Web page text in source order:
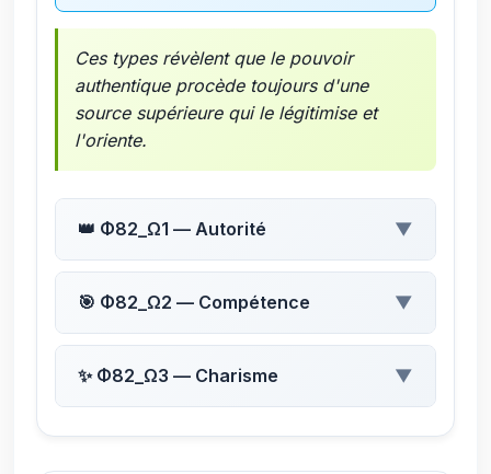
Ces types révèlent que le pouvoir
authentique procède toujours d'une
source supérieure qui le légitimise et
l'oriente.
👑 Φ82_Ω1 — Autorité ▼
🎯 Clé : Légitimité
📖 Définition :Capacité à être
inspirante, fondée sur la sagesse ou
l'éthique.
🎯 Φ82_Ω2 — Compétence ▼
🎯 Clé : Maîtrise
📖 Définition :Pouvoir issu du savoir-
faire, de l'expérience ou de la
✨ Φ82_Ω3 — Charisme ▼
🎯 Clé :Présence